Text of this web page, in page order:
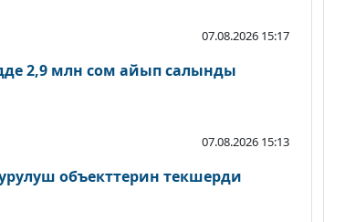
07.08.2026 15:17
2,9 млн сом айып салынды
07.08.2026 15:13
объекттерин текшерди